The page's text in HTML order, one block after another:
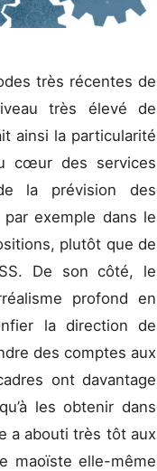
très récentes de
très élevé de
ainsi la particularité
cœur des services
la prévision des
exemple dans le
plutôt que de
De son côté, le
profond en
la direction de
des comptes aux
ont davantage
les obtenir dans
a abouti très tôt aux
maoïste elle-même